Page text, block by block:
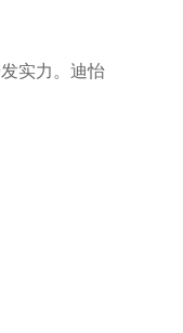
实力。迪怡